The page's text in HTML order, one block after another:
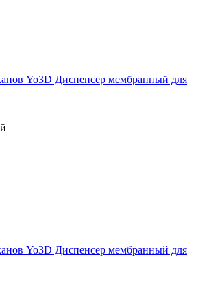
Yo3D Диспенсер мембранный для
Yo3D Диспенсер мембранный для